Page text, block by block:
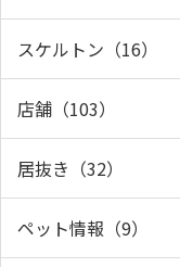
スケルトン（16）
店舗（103）
居抜き（32）
ペット情報（9）